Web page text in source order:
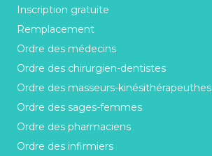
Inscription gratuite
Remplacement
Ordre des médecins
Ordre des chirurgien-dentistes
Ordre des masseurs-kinésithérapeuthes
Ordre des sages-femmes
Ordre des pharmaciens
Ordre des infirmiers